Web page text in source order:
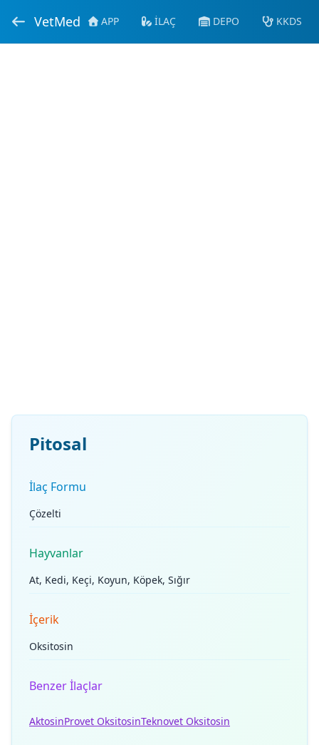
VetMed APP İLAÇ DEPO KKDS
Pitosal
İlaç Formu
Çözelti
Hayvanlar
At, Kedi, Keçi, Koyun, Köpek, Sığır
İçerik
Oksitosin
Benzer İlaçlar
AktosinProvet OksitosinTeknovet Oksitosin